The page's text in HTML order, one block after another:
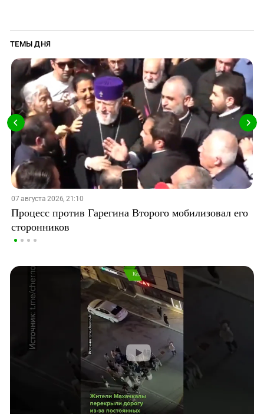
ТЕМЫ ДНЯ
07 августа 2026, 21:10
Процесс против Гарегина Второго мобилизовал его
сторонников